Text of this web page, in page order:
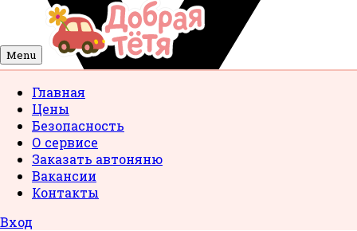
Menu
Главная
Цены
Безопасность
О сервисе
Заказать автоняню
Вакансии
Контакты
Вход